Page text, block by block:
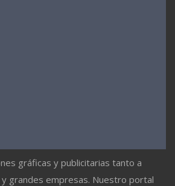
gráficas y publicitarias tanto a
grandes empresas. Nuestro portal